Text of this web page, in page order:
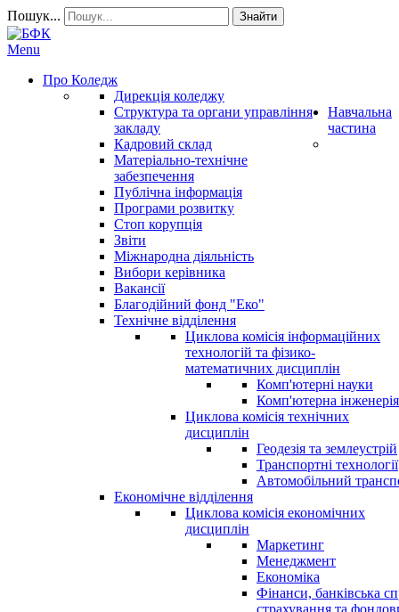
Пошук... Знайти
Menu
Про Коледж
Дирекція коледжу
Структура та органи управління
закладу
Кадровий склад
Матеріально-технічне
забезпечення
Публічна інформація
Програми розвитку
Стоп корупція
Звіти
Міжнародна діяльність
Вибори керівника
Вакансії
Благодійний фонд "Еко"
Навчальна
частина
Технічне відділення
Циклова комісія інформаційних
технологій та фізико-
математичних дисциплін
Комп'ютерні науки
Комп'ютерна інженерія
Циклова комісія технічних
дисциплін
Геодезія та землеустрій
Транспортні технології
Автомобільний
Економічне відділення
Циклова комісія економічних
дисциплін
Маркетинг
Менеджмент
Економіка
Фінанси, банківська
страхування та